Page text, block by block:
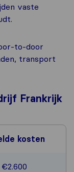
vaste
to-door
transport
Frankrijk
kosten